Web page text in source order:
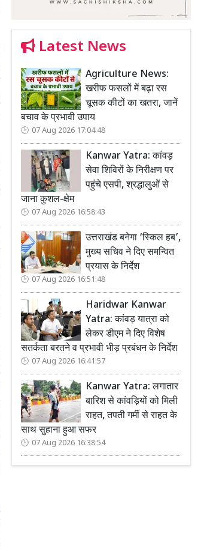
Latest News
Agriculture News:
खरीफ फसलों में बढ़ा रस
चूसक कीटों का खतरा, जानें
बचाव के प्रभावी उपाय
07 Aug 2026 17:04:48
Kanwar Yatra: कांवड़
सेवा शिविरों के निरीक्षण पर
पहुंचे एसपी, श्रद्धालुओं से
जाना कुशल-क्षेम
07 Aug 2026 16:58:43
उत्तराखंड बनेगा ‘स्किल हब’,
मुख्य सचिव ने दिए समन्वित
प्रयास के निर्देश
07 Aug 2026 16:51:48
Haridwar Kanwar
Yatra: कांवड़ यात्रा को
लेकर डीएम ने दिए विशेष
सतर्कता बरतने व प्रभावी भीड़ प्रबंधन के निर्देश
07 Aug 2026 16:41:57
Kanwar Yatra: लगातार
बारिश से कांवड़ियों को मिली
राहत, तपती गर्मी से राहत के
साथ सुहाना हुआ सफर
07 Aug 2026 16:38:54